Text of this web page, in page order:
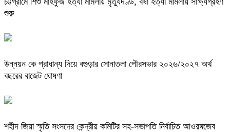
শুরু
উন্নয়ন কে প্রাধান্য দিয়ে বগুড়ার সোনাতলা পৌরসভার ২০২৬/২০২৭ অর্থ
বছরের বাজেট ঘোষণা
শহীদ জিয়া স্মৃতি সংসদের কেন্দ্রীয় কমিটির সহ-সভাপতি নির্বাচিত আওরঙ্গজেব